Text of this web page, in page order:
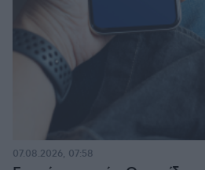
07.08.2026, 07:58